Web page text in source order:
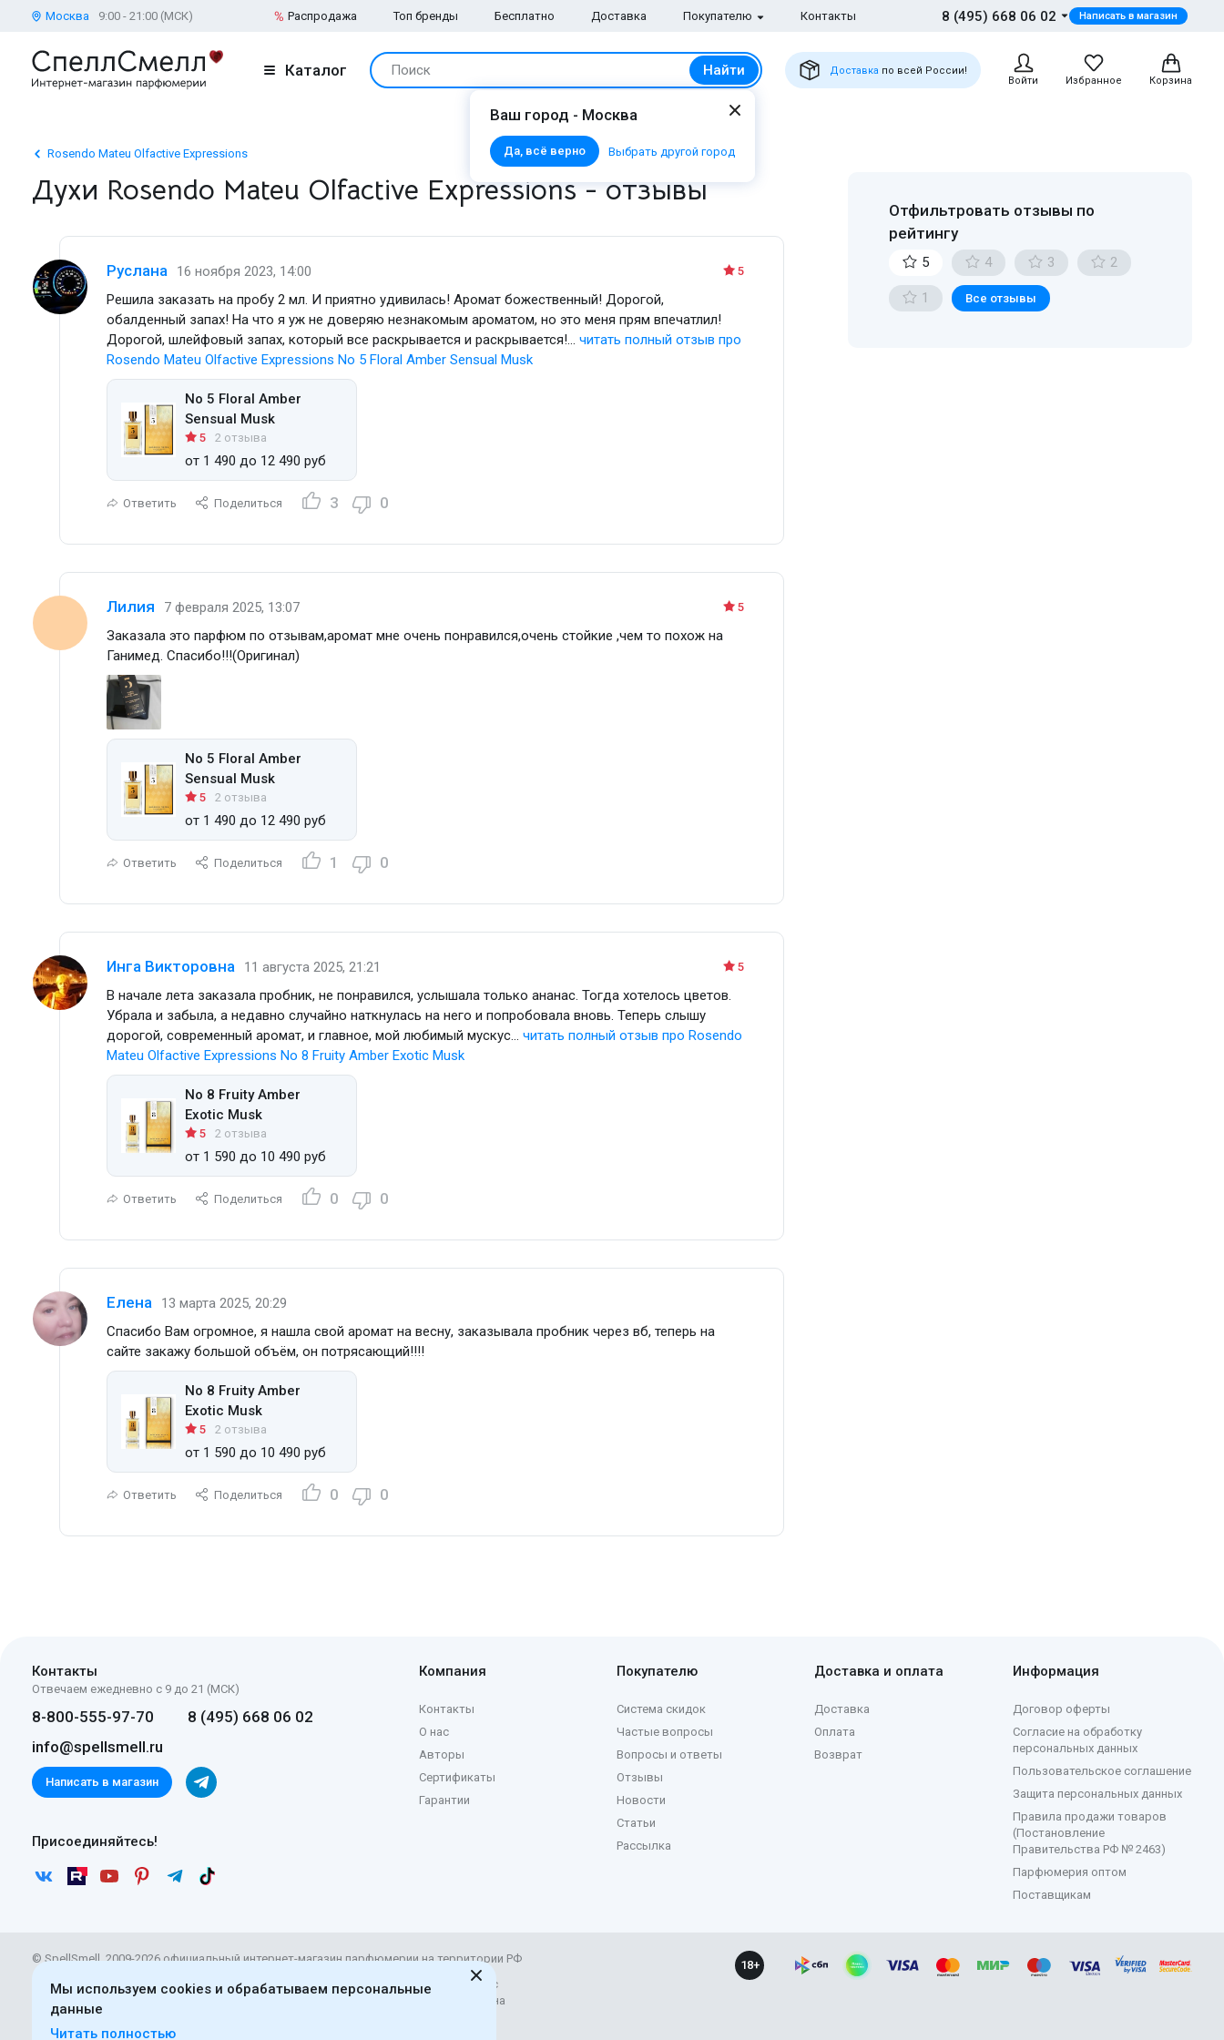
Мы используем cookies и обрабатываем персональные
данные
Читать полностью
Москва 9:00 - 21:00 (МСК) Распродажа Топ бренды Бесплатно Доставка Покупателю Контакты 8 (495) 668 06 02 Написать в магазин
Каталог Поиск Найти Доставка по всей России!
Войти
Избранное Корзина
Ваш город - Москва
Да, всё верно Выбрать другой город
Rosendo Mateu Olfactive Expressions
Духи Rosendo Mateu Olfactive Expressions - отзывы
5
Руслана
16 ноября 2023, 14:00
Решила заказать на пробу 2 мл. И приятно удивилась! Аромат божественный! Дорогой,
обалденный запах! На что я уж не доверяю незнакомым ароматом, но это меня прям впечатлил!
Дорогой, шлейфовый запах, который все раскрывается и раскрывается!...
читать полный отзыв про
Rosendo Mateu Olfactive Expressions No 5 Floral Amber Sensual Musk
No 5 Floral Amber
Sensual Musk
5 2 отзыва
от 1 490 до 12 490 руб
Ответить Поделиться 3 0
5
Лилия
7 февраля 2025, 13:07
Заказала это парфюм по отзывам,аромат мне очень понравился,очень стойкие ,чем то похож на
Ганимед. Спасибо!!!(Оригинал)
No 5 Floral Amber
Sensual Musk
5 2 отзыва
от 1 490 до 12 490 руб
Ответить Поделиться 1 0
5
Инга Викторовна
11 августа 2025, 21:21
В начале лета заказала пробник, не понравился, услышала только ананас. Тогда хотелось цветов.
Убрала и забыла, а недавно случайно наткнулась на него и попробовала вновь. Теперь слышу
дорогой, современный аромат, и главное, мой любимый мускус...
читать полный отзыв про Rosendo
Mateu Olfactive Expressions No 8 Fruity Amber Exotic Musk
No 8 Fruity Amber
Exotic Musk
5 2 отзыва
от 1 590 до 10 490 руб
Ответить Поделиться 0 0
Елена
13 марта 2025, 20:29
Спасибо Вам огромное, я нашла свой аромат на весну, заказывала пробник через вб, теперь на
сайте закажу большой объём, он потрясающий!!!!
No 8 Fruity Amber
Exotic Musk
5 2 отзыва
от 1 590 до 10 490 руб
Ответить Поделиться 0 0
Отфильтровать отзывы по
рейтингу
5 4 3 2
1 Все отзывы
Контакты
Отвечаем ежедневно с 9 до 21 (МСК)
8-800-555-97-70
8 (495) 668 06 02
info@spellsmell.ru
Написать в магазин
Присоединяйтесь!
Компания
Контакты
О нас
Авторы
Сертификаты
Гарантии
Покупателю
Система скидок
Частые вопросы
Вопросы и ответы
Отзывы
Новости
Статьи
Рассылка
Доставка и оплата
Доставка
Оплата
Возврат
Информация
Договор оферты
Согласие на обработку
персональных данных
Пользовательское соглашение
Защита персональных данных
Правила продажи товаров
(Постановление
Правительства РФ № 2463)
Парфюмерия оптом
Поставщикам
© SpellSmell, 2009-2026 официальный интернет-магазин парфюмерии на территории РФ
Материалы сайта доступны полицензии CC BY-SA 4.0 . Использование и развитие с
обязательным указанием прямой ссылки на непосредственный адрес материала на
нашем сайте.
18+